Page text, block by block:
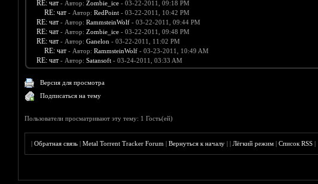
RE: чат - Автор: Zombie_ice- 03-22-2011, 09:18 PM
RE: чат - Автор: RedPoint- 03-22-2011, 10:42 PM
RE: чат - Автор: RammsteinWolf- 03-22-2011, 09:44 PM
RE: чат - Автор: Zombie_ice- 03-22-2011, 09:48 PM
RE: чат - Автор: Ganelon - 03-22-2011, 11:02 PM
RE: чат - Автор: RammsteinWolf- 03-23-2011, 10:49 AM
RE: чат - Автор: Satansoft- 03-24-2011, 03:33 AM
Версия для просмотра
Подписаться на тему
Пользователи просматривают эту тему: 1 Гость(ей)
|Обратная связь |Metal Torrent Tracker Forum |Вернуться к началу ||Лёгкий режим |Список RSS |